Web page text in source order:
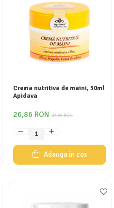
Crema nutritiva de maini, 50ml
Apidava
27,89 RON
26,86 RON
Adauga in cos